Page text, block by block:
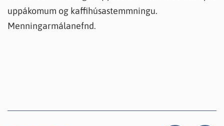
uppákomum og kaffihúsastemmningu.
Menningarmálanefnd.